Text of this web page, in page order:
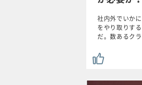
社内外でいか
をやり取りす
だ。数あるク